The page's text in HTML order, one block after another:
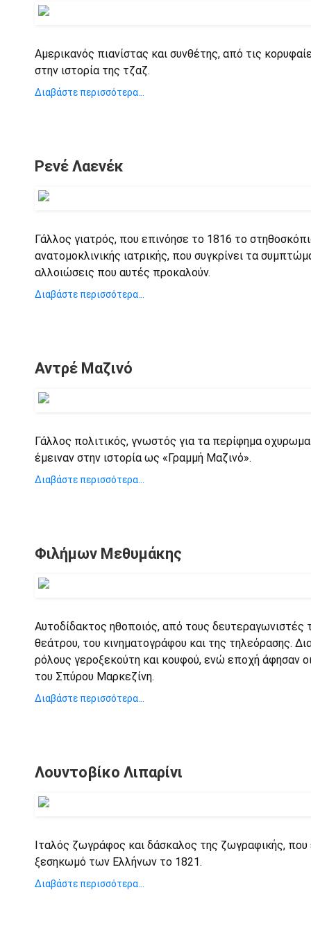
Αμερικανός πιανίστας και συνθέτης, από τις
στην ιστορία της τζαζ.
Διαβάστε περισσότερα...
Ρενέ Λαενέκ
Γάλλος γιατρός, που επινόησε το 1816 το
ανατομοκλινικής ιατρικής, που συγκρίνει τα
αλλοιώσεις που αυτές προκαλούν.
Διαβάστε περισσότερα...
Αντρέ Μαζινό
Γάλλος πολιτικός, γνωστός για τα περίφημα
έμειναν στην ιστορία ως «Γραμμή Μαζινό».
Διαβάστε περισσότερα...
Φιλήμων Μεθυμάκης
Αυτοδίδακτος ηθοποιός, από τους δευτεραγωνιστές
θεάτρου, του κινηματογράφου και της τηλεόρασης.
ρόλους γεροξεκούτη και κουφού, ενώ εποχή άφησαν οι
του Σπύρου Μαρκεζίνη.
Διαβάστε περισσότερα...
Λουντοβίκο Λιπαρίνι
Ιταλός ζωγράφος και δάσκαλος της ζωγραφικής,
ξεσηκωμό των Ελλήνων το 1821.
Διαβάστε περισσότερα...